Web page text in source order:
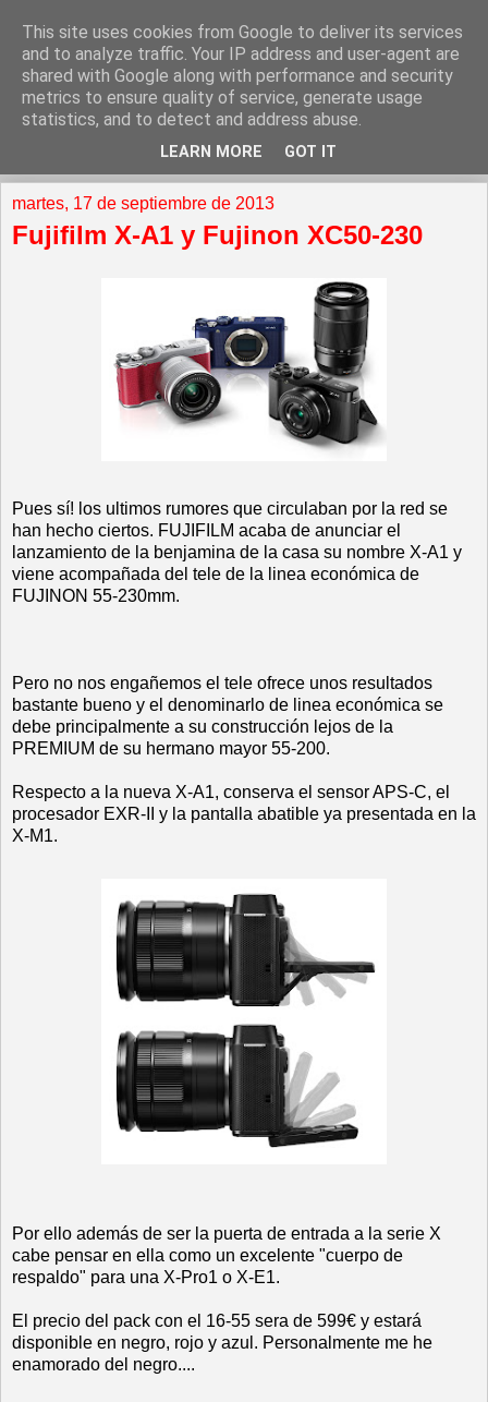
martes, 17 de septiembre de 2013
Fujifilm X-A1 y Fujinon XC50-230
Pues sí! los ultimos rumores que circulaban por la red se
han hecho ciertos. FUJIFILM acaba de anunciar el
lanzamiento de la benjamina de la casa su nombre X-A1 y
viene acompañada del tele de la linea económica de
FUJINON 55-230mm.
Pero no nos engañemos el tele ofrece unos resultados
bastante bueno y el denominarlo de linea económica se
debe principalmente a su construcción lejos de la
PREMIUM de su hermano mayor 55-200.
Respecto a la nueva X-A1, conserva el sensor APS-C, el
procesador EXR-II y la pantalla abatible ya presentada en la
X-M1.
Por ello además de ser la puerta de entrada a la serie X
cabe pensar en ella como un excelente "cuerpo de
respaldo" para una X-Pro1 o X-E1.
El precio del pack con el 16-55 sera de 599€ y estará
disponible en negro, rojo y azul. Personalmente me he
enamorado del negro....
This site uses cookies from Google to deliver its services
and to analyze traffic. Your IP address and user-agent are
shared with Google along with performance and security
metrics to ensure quality of service, generate usage
statistics, and to detect and address abuse.
LEARN MORE GOT IT